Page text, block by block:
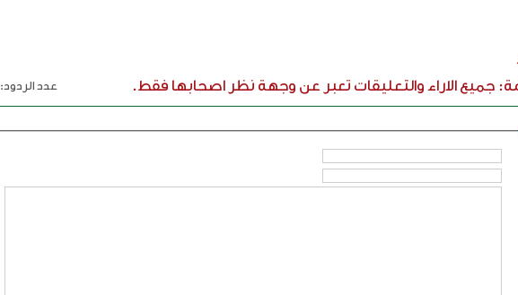
جميع الاراء والتعليقات تعبر عن وجهة نظر اصحابها فقط.
عدد الردود: 0